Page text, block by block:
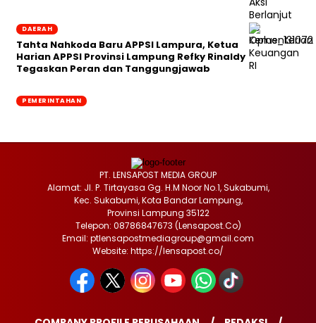
DAERAH
Tahta Nahkoda Baru APPSI Lampura, Ketua
Harian APPSI Provinsi Lampung Refky Rinaldy
Tegaskan Peran dan Tanggungjawab
PEMERINTAHAN
PT. LENSAPOST MEDIA GROUP
Alamat: Jl. P. Tirtayasa Gg. H.M Noor No.1, Sukabumi,
Kec. Sukabumi, Kota Bandar Lampung,
Provinsi Lampung 35122
Telepon: 08786847673 (Lensapost.Co)
Email: ptlensapostmediagroup@gmail.com
Website: https://lensapost.co/